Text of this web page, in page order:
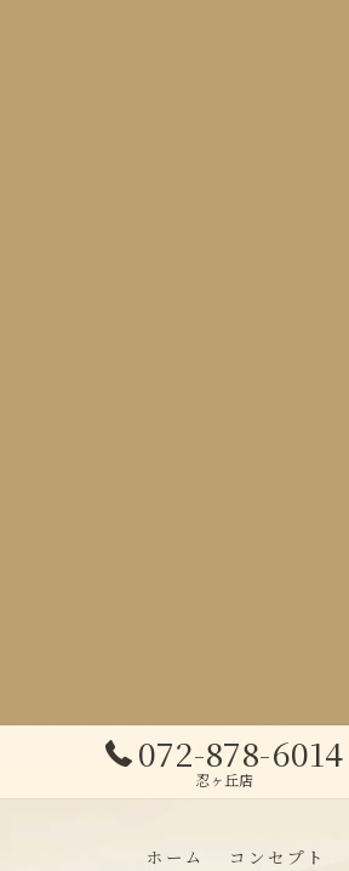
072-878-6014
忍ヶ丘店
ホーム コンセプト